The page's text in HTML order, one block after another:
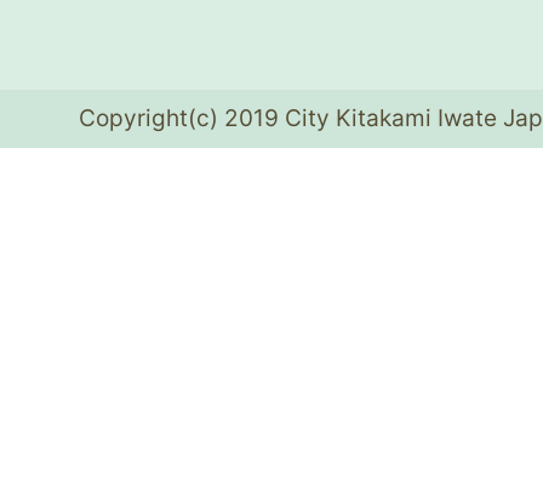
Copyright(c) 2019 City Kitakami Iwate